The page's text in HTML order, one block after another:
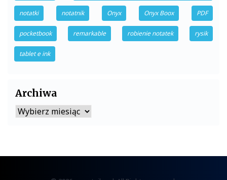
notatki notatnik Onyx Onyx Boox PDF
pocketbook remarkable robienie notatek rysik
tablet e ink
Archiwa
Archiwa